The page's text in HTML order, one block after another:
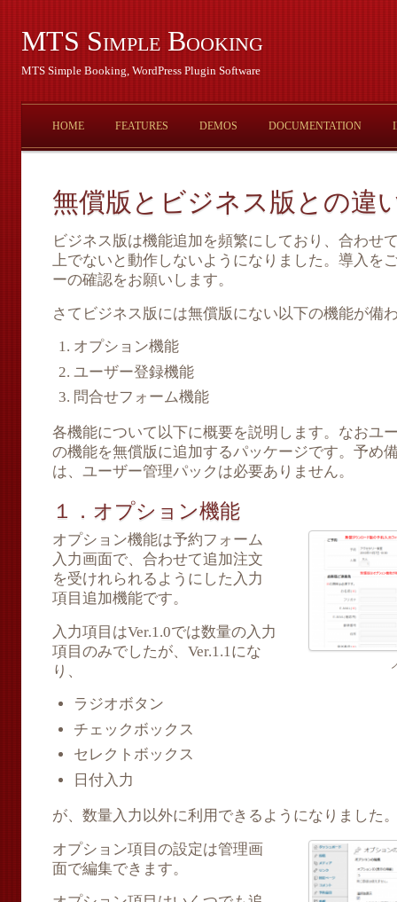
MTS Simple Booking
MTS Simple Booking, WordPress Plugin Software
HOME FEATURES DEMOS DOCUMENTATION
無償版とビジネス版との違
ビジネス版は機能追加を頻繁にしており、合わせ
上でないと動作しないようになりました。導入を
ーの確認をお願いします。
さてビジネス版には無償版にない以下の機能が備
オプション機能
ユーザー登録機能
問合せフォーム機能
各機能について以下に概要を説明します。なおユ
の機能を無償版に追加するパッケージです。予め
は、ユーザー管理パックは必要ありません。
１．オプション機能
オプション機能は予約フォーム
入力画面で、合わせて追加注文
を受けれられるようにした入力
項目追加機能です。
入力項目はVer.1.0では数量の入力
項目のみでしたが、Ver.1.1にな
り、
ラジオボタン
チェックボックス
セレクトボックス
日付入力
が、数量入力以外に利用できるようになりました
オプション項目の設定は管理画
面で編集できます。